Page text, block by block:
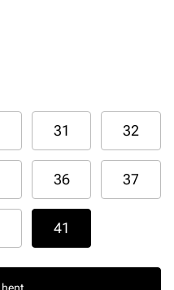
31 32
36 37
41